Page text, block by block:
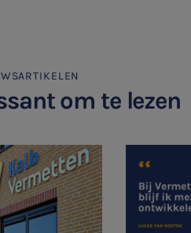
om te lezen